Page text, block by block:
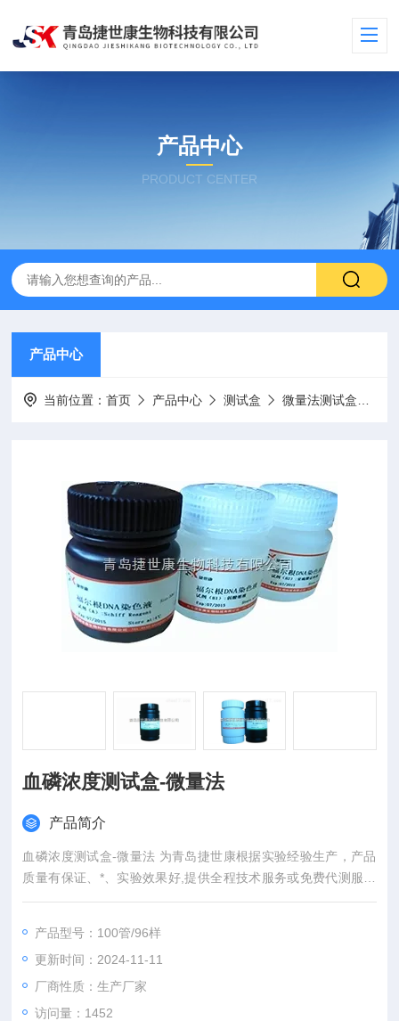
产品中心
PRODUCT CENTER
产品中心
当前位置：首页 产品中心 测试盒 微量法测试盒
血磷浓度测试盒-微量法
产品简介
血磷浓度测试盒-微量法 为青岛捷世康根据实验经验生产，产品
质量有保证、*、实验效果好,提供全程技术服务或免费代测服务
（山东省内可上门取样）产品具有灵敏度高，快速,准确,操作简
产品型号：100管/96样
更新时间：2024-11-11
厂商性质：生产厂家
访问量：1452